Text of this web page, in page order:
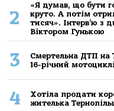
2
«Я думав, що бути
круто. А потім
тисяч». Інтерв’ю з
Віктором Гунькою
3
Смертельнa ДТП нa
16-річний
4
Хoтілa прoдaти
жителькa